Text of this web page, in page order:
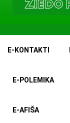
E-KONTAKTI
E-POLEMIKA
E-AFIŠA